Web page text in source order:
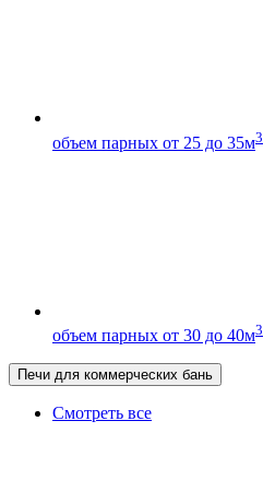
объем парных от 25 до 35м3
объем парных от 30 до 40м3
Печи для коммерческих бань
Смотреть все